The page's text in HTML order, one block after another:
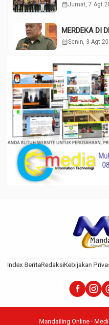
calendar_monthJumat, 7 Agt
MERDEKA DI
calendar_monthSenin, 3 Agt
Index BeritaRedaksiKebijakan
Mandailing Online -